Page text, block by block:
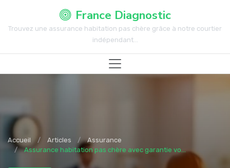
France Diagnostic
Trouvez une assurance habitation pas chère grâce à notre courtier
indépendant...
Accueil Articles
Assurance
Assurance habitation pas chère avec garantie vo...